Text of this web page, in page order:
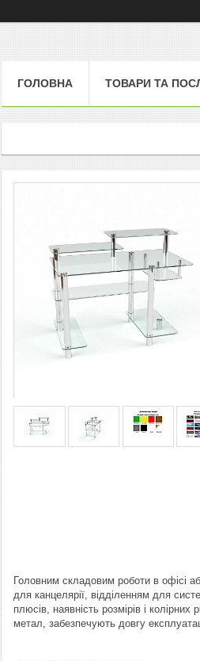
ГОЛОВНА ТОВАРИ ТА
Головним складовим роботи в офісі
для канцелярії, відділенням для
плюсів, наявність розмірів і
метал, забезпечують довгу